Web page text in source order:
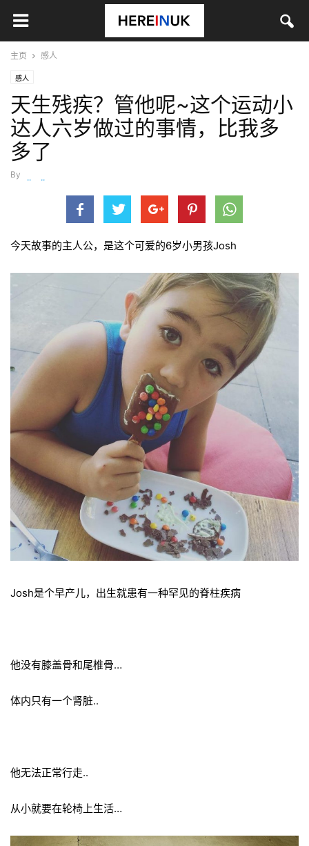
主页 感人
感人
天生残疾？管他呢~这个运动小
达人六岁做过的事情，比我多
多了
By
wanjiaojiao
今天故事的主人公，是这个可爱的6岁小男孩Josh
Josh是个早产儿，出生就患有一种罕见的脊柱疾病
他没有膝盖骨和尾椎骨…
体内只有一个肾脏..
他无法正常行走..
从小就要在轮椅上生活…